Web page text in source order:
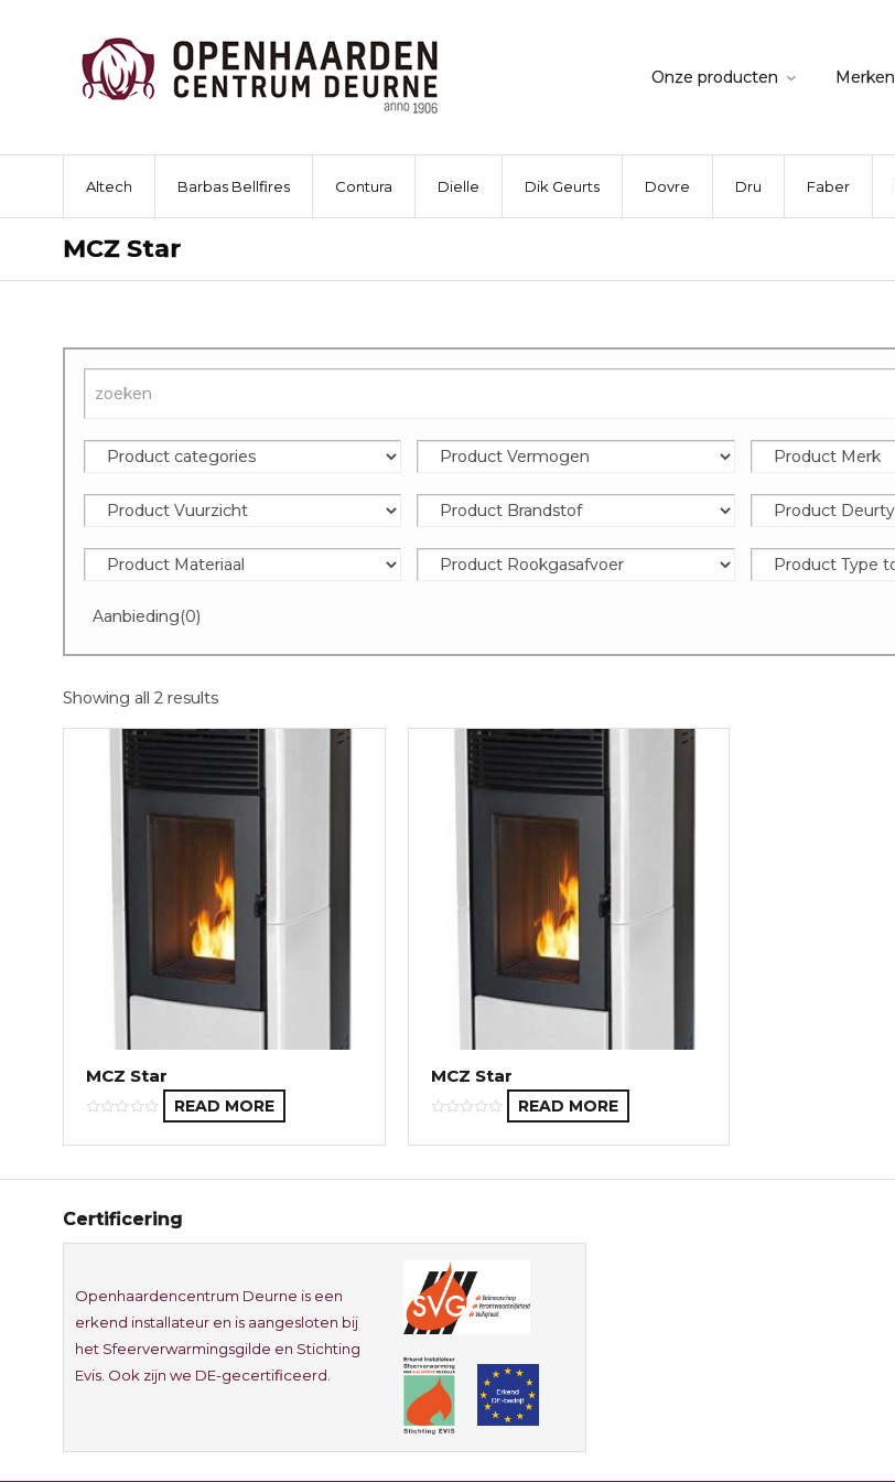
Onze producten Merken
Altech Barbas Bellfires Contura Dielle Dik Geurts Dovre Dru Faber
MCZ Star
Aanbieding(0)
Showing all 2 results
MCZ Star
READ MORE
MCZ Star
READ MORE
Certificering
Openhaardencentrum Deurne is een
erkend installateur en is aangesloten bij
het Sfeerverwarmingsgilde en Stichting
Evis. Ook zijn we DE-gecertificeerd.